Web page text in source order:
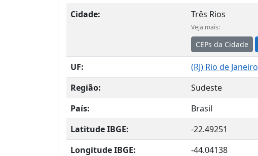
Cidade:
Três Rios
Veja mais:
CEPs da Cidade
UF: (RJ) Rio de Janeiro
Região:
Sudeste
País:
Brasil
Latitude IBGE:
-22.49251
Longitude IBGE:
-44.04138